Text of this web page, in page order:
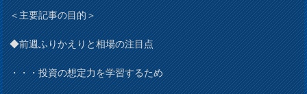
＜主要記事の目的＞
◆前週ふりかえりと相場の注目点
・・・投資の想定力を学習するため